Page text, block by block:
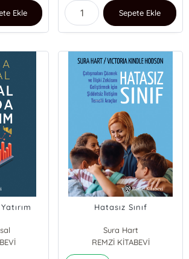
Ekle Sepete Ekle
Hatasız Sınıf
Sura Hart
Victoria Kindle Hodson
REMZİ KİTABEVİ